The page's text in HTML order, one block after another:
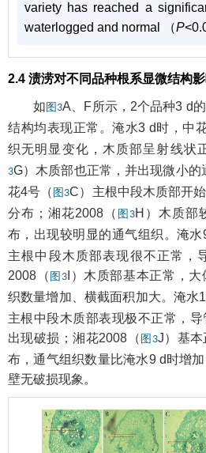
variety has reached a
waterlogged and normal （P
2.4 渍涝对不同品种根系显微结构
如 图3A、F所示，2个品种3 d
结构均表现正常。淹水3 d时，中
织无明显变化，木质部呈射线状
3G）木质部也正常，并出现微小的
花4号（ 图3C）主根中段木质部开
分布；湘花2008（ 图3H）木质部
布，出现较明显的通气组织。淹
主根中段木质部表现很不正常，
2008（ 图3I）木质部基本正常，大
织数量增加、横截面积加大。淹水
主根中段木质部表现极不正常，
出现破损；湘花2008（ 图3J）基本
布，通气组织数量比淹水9 d时增
壁无破损现象。